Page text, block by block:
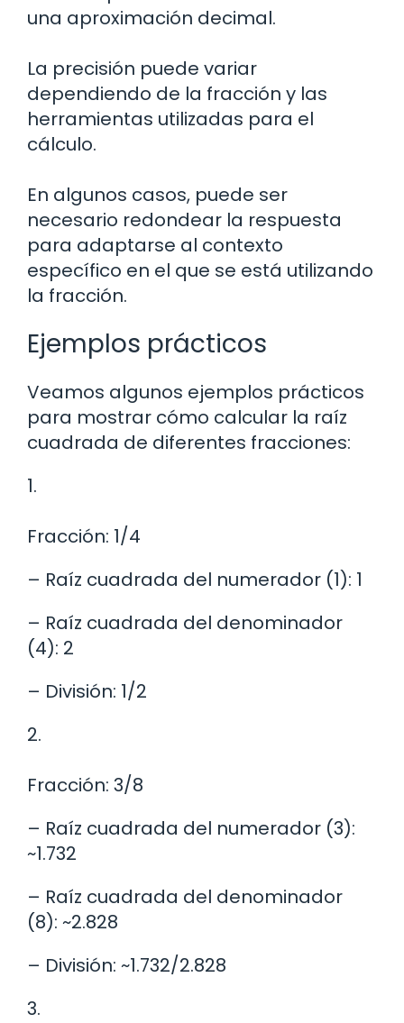
una aproximación decimal.
La precisión puede variar
dependiendo de la fracción y las
herramientas utilizadas para el
cálculo.
En algunos casos, puede ser
necesario redondear la respuesta
para adaptarse al contexto
específico en el que se está utilizando
la fracción.
Ejemplos prácticos
Veamos algunos ejemplos prácticos
para mostrar cómo calcular la raíz
cuadrada de diferentes fracciones:
1.
Fracción: 1/4
– Raíz cuadrada del numerador (1): 1
– Raíz cuadrada del denominador
(4): 2
– División: 1/2
2.
Fracción: 3/8
– Raíz cuadrada del numerador (3):
~1.732
– Raíz cuadrada del denominador
(8): ~2.828
– División: ~1.732/2.828
3.